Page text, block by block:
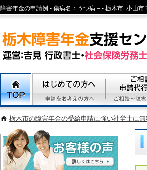
栃木市の障害年金の受給申請に強い社労士に
障害年金の申請例 - 傷病名：うつ病 – - 栃木市･小山